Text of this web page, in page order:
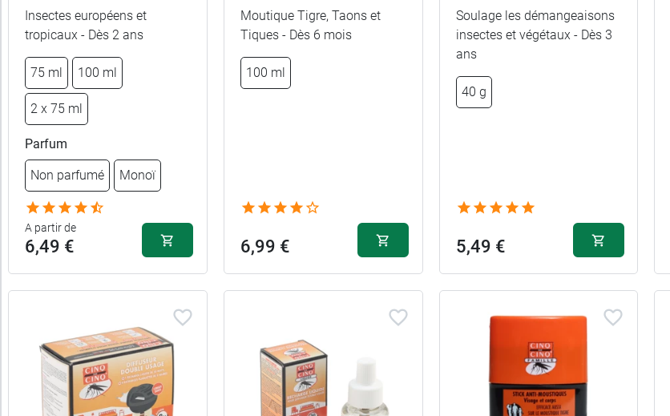
Sous-
catégories
Fabriqué
France
Promotions
Aromathérapie
Femme
Insectes européens et
tropicaux - Dès 2 ans
75 ml 100 ml
2 x 75 ml
Parfum
Non parfumé Monoï
A partir de
6,49 €
Moutique Tigre, Taons et
Tiques - Dès 6 mois
100 ml
6,99 €
Soulage les démangeaisons
insectes et végétaux - Dès 3
ans
40 g
5,49 €